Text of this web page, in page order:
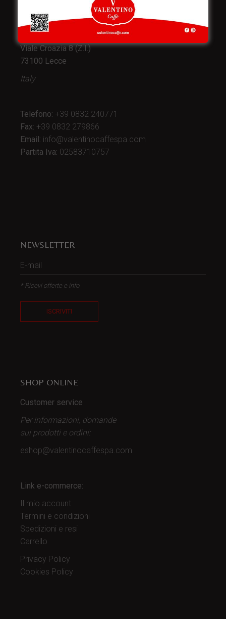
e produzione:
Viale Croazia 8 (Z.I.)
73100 Lecce
Italy
Telefono: +39 0832 240771
Fax: +39 0832 279866
Email: info@valentinocaffespa.com
Partita Iva: 02583710757
NEWSLETTER
* Ricevi offerte e info
ISCRIVITI
SHOP ONLINE
Customer service
Per informazioni, domande
sui prodotti e ordini:
eshop@valentinocaffespa.com
Link e-commerce:
Il mio account
Termini e condizioni
Spedizioni e resi
Carrello
Privacy Policy
Cookies Policy